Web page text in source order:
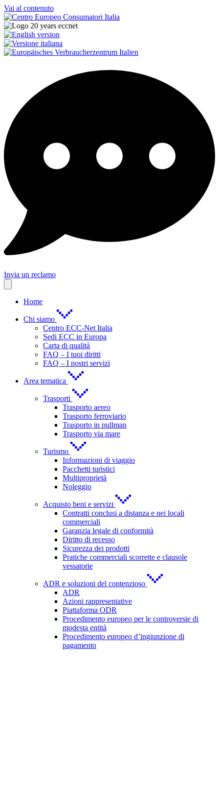
Vai al contenuto
Invia un reclamo
Home
Chi siamo
Centro ECC-Net Italia
Sedi ECC in Europa
Carta di qualità
FAQ – I tuoi diritti
FAQ – I nostri servizi
Area tematica
Trasporti
Trasporto aereo
Trasporto ferroviario
Trasporto in pullman
Trasporto via mare
Turismo
Informazioni di viaggio
Pacchetti turistici
Multiproprietà
Noleggio
Acquisto beni e servizi
Contratti conclusi a distanza e nei locali
commerciali
Garanzia legale di conformità
Diritto di recesso
Sicurezza dei prodotti
Pratiche commerciali scorrette e clausole
vessatorie
ADR e soluzioni del contenzioso
ADR
Azioni rappresentative
Piattaforma ODR
Procedimento europeo per le controversie di
modesta entità
Procedimento europeo d’ingiunzione di
pagamento